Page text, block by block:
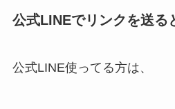
公式LINEでリンクを送る
公式LINE使ってる方は、